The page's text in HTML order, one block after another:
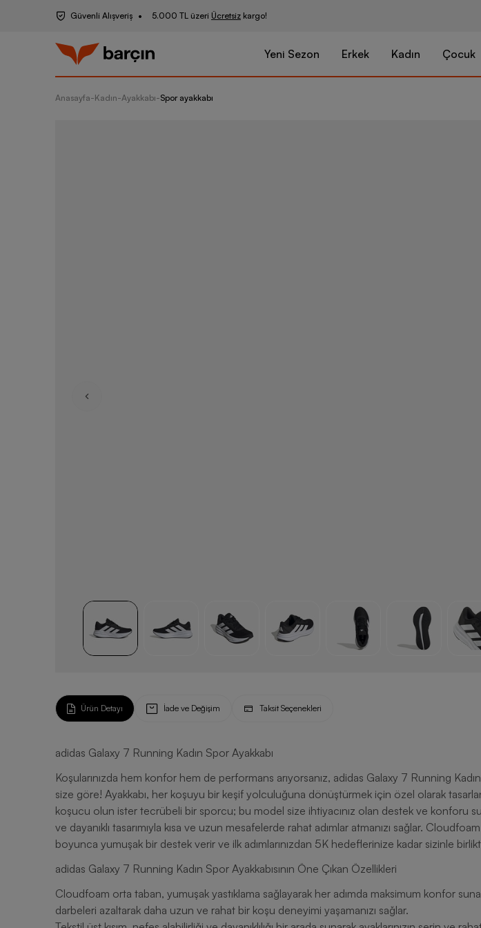
Güvenli Alışveriş 5.000 TL üzeri Ücretsiz kargo!
Yeni Sezon Erkek Kadın Çocuk
Anasayfa-Kadın-Ayakkabı-Spor ayakkabı
Ürün Detayı İade ve Değişim Taksit Seçenekleri
adidas Galaxy 7 Running Kadın Spor Ayakkabı
Koşularınızda hem konfor hem de performans arıyorsanız, adidas Galaxy 7 Running
size göre! Ayakkabı, her koşuyu bir keşif yolculuğuna dönüştürmek için özel olarak
koşucu olun ister tecrübeli bir sporcu; bu model size ihtiyacınız olan destek ve konforu
ve dayanıklı tasarımıyla kısa ve uzun mesafelerde rahat adımlar atmanızı sağlar.
boyunca yumuşak bir destek verir ve ilk adımlarınızdan 5K hedeflerinize kadar sizinle
adidas Galaxy 7 Running Kadın Spor Ayakkabısının Öne Çıkan Özellikleri
Cloudfoam orta taban, yumuşak yastıklama sağlayarak her adımda maksimum konfor
darbeleri azaltarak daha uzun ve rahat bir koşu deneyimi yaşamanızı sağlar.